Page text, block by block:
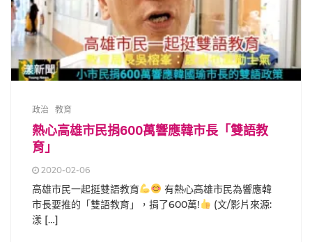
政治 教育
熱心高雄市民捐600萬響應韓市長「雙語教
育」
2020-02-06
高雄市民一起挺雙語教育
有熱心高雄市民為響應韓
市長要推的「雙語教育」，捐了600萬!
(文/影片來源:
漾 […]